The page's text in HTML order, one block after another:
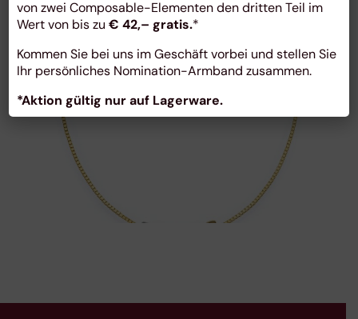
Morgengabe
Halskette
morgengabe
von zwei Composable-Elementen den dritten Teil im
Wert von bis zu€ 42,– gratis.*
Kommen Sie bei uns im Geschäft vorbei und stellen Sie
Ihr persönliches Nomination-Armband zusammen.
*Aktion gültig nur auf Lagerware.